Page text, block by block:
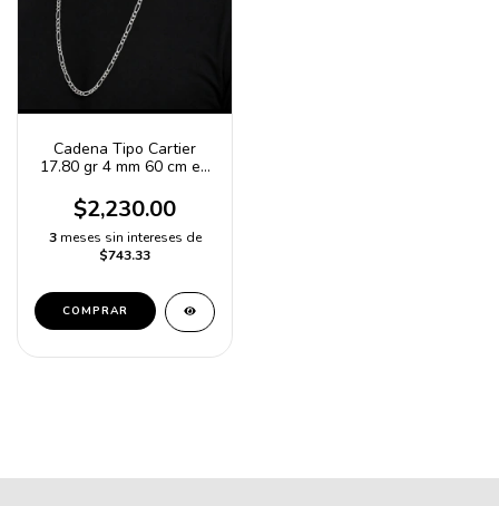
Cadena Tipo Cartier
17.80 gr 4 mm 60 cm en
Atemporal
$2,230.00
3 meses sin intereses de
$743.33
COMPRAR